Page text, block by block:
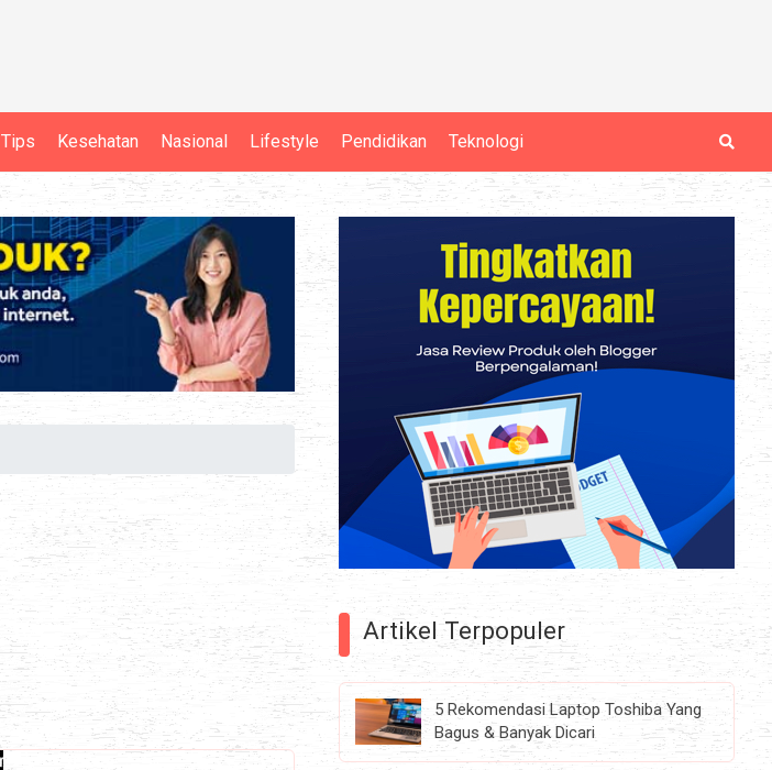
Tips Kesehatan Nasional Lifestyle Pendidikan Teknologi
Artikel Terpopuler
5 Rekomendasi Laptop Toshiba Yang
Bagus & Banyak Dicari